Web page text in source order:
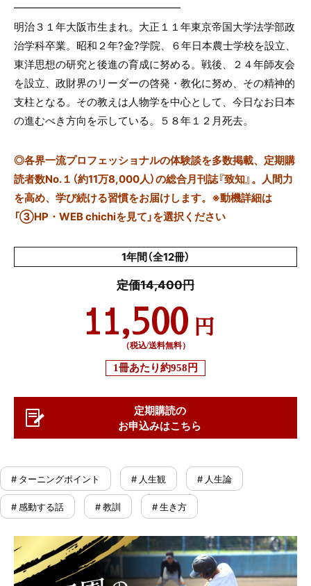
━━━━━━━━━━━━━━━━
明治３１年大阪市生まれ。大正１１年東京帝国大学法学部政
治学科卒業。昭和２年?金?学院、６年日本農士学校を設立、
東洋思想の研究と後進の育成に努める。戦後、２４年師友会
を設立、政財界のリーダーの啓発・教化に努め、その精神的
支柱となる。その教えは人物学を中心として、今日なお日本
の進むべき方向を示している。５８年１２月死去。
◎各界一流プロフェッショナルの体験談を多数掲載、定期購
読者数No.１（約11万8,000人）の総合月刊誌『致知』。人間力
を高め、学び続ける習慣をお届けします。※動機詳細は
「③HP・WEB chichiを見て」を選択ください
1年間（全12冊）
定価14,400円
11,500 円
（税込/送料無料）
1冊あたり約958円
定期購読の
お申込みはこちら
# ターニングポイント # 人生観 # 人生論
# 感動する話 # 教訓 # 生き方